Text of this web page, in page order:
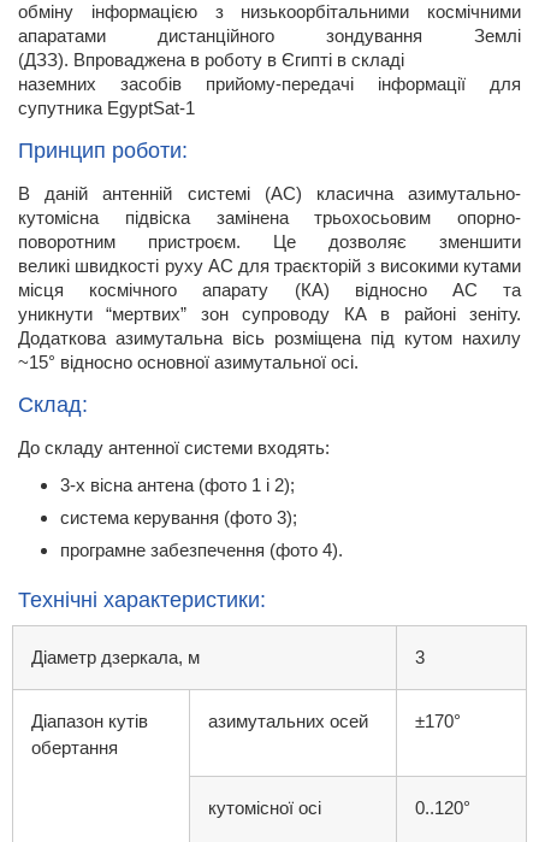
обміну інформацією з низькоорбітальними космічними
апаратами дистанційного зондування Землі
(ДЗЗ). Впроваджена в роботу в Єгипті в складі
наземних засобів прийому-передачі інформації для
супутника EgyptSat-1
Принцип роботи:
В даній антенній системі (АС) класична азимутально-
кутомісна підвіска замінена трьохосьовим опорно-
поворотним пристроєм. Це дозволяє зменшити
великі швидкості руху АС для траєкторій з високими кутами
місця космічного апарату (КА) відносно АС та
уникнути “мертвих” зон супроводу КА в районі зеніту.
Додаткова азимутальна вісь розміщена під кутом нахилу
~15° відносно основної азимутальної осі.
Склад:
До складу антенної системи входять:
3-х вісна антена (фото 1 і 2);
система керування (фото 3);
програмне забезпечення (фото 4).
Технічні характеристики:
Діаметр дзеркала, м 3
Діапазон кутів
обертання
азимутальних осей ±170°
кутомісної осі 0..120°